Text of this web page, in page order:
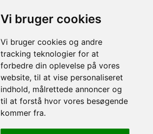
Vi bruger cookies
Vi bruger cookies og andre
tracking teknologier for at
forbedre din oplevelse på vores
website, til at vise personaliseret
indhold, målrettede annoncer og
til at forstå hvor vores besøgende
kommer fra.